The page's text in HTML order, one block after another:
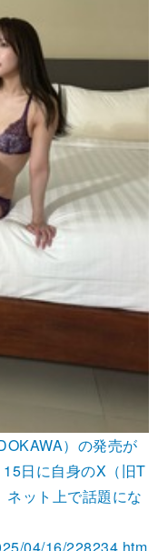
）の発売が
日に自身のX（旧T
ット上で話題にな